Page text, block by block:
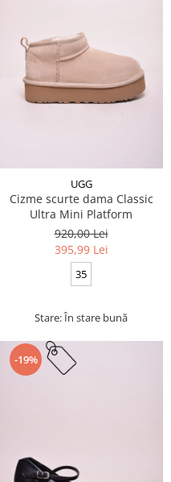
UGG
Cizme scurte dama Classic
Ultra Mini Platform
920,00 Lei
395,99 Lei
35
Stare: În stare bună
-19%